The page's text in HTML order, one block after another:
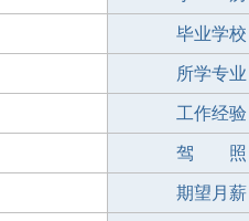
毕业学校
所学专业
工作经验
驾 照
期望月薪